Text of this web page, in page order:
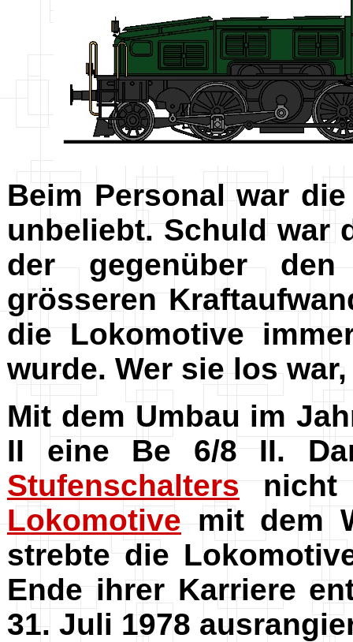
Beim Personal war
unbeliebt. Schuld war
der gegenüber
grösseren
die Lokomotive
wurde. Wer sie los
Mit dem Umbau im
II eine Be 6/8 II.
Stufenschalters nicht
Lokomotive mit dem
strebte die
Ende ihrer Karriere
31. Juli 1978